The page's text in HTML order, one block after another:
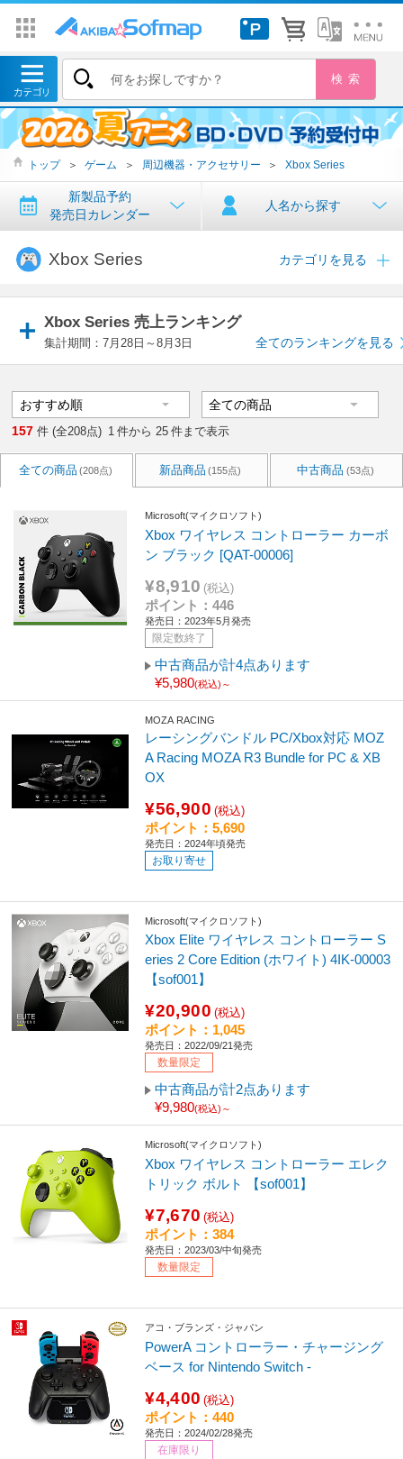
トップ ＞ ゲーム ＞ 周辺機器・アクセサリー ＞ Xbox Series
新製品予約
発売日カレンダー
人名から探す
Xbox Series カテゴリを見る
Xbox Series 売上ランキング
集計期間：7月28日～8月3日 全てのランキングを見る
157 件 (全208点) 1 件から 25 件まで表示
全ての商品 (208点) 新品商品 (155点) 中古商品 (53点)
Microsoft(マイクロソフト)
Xbox ワイヤレス コントローラー カーボ
ン ブラック [QAT-00006]
¥8,910 (税込)
ポイント：446
発売日：2023年5月発売
限定数終了
中古商品が計4点あります
¥5,980(税込)～
MOZA RACING
レーシングバンドル PC/Xbox対応 MOZ
A Racing MOZA R3 Bundle for PC & XB
OX
¥56,900 (税込)
ポイント：5,690
発売日：2024年頃発売
お取り寄せ
Microsoft(マイクロソフト)
Xbox Elite ワイヤレス コントローラー S
eries 2 Core Edition (ホワイト) 4IK-00003
【sof001】
¥20,900 (税込)
ポイント：1,045
発売日：2022/09/21発売
数量限定
中古商品が計2点あります
¥9,980(税込)～
Microsoft(マイクロソフト)
Xbox ワイヤレス コントローラー エレク
トリック ボルト 【sof001】
¥7,670 (税込)
ポイント：384
発売日：2023/03/中旬発売
数量限定
アコ・ブランズ・ジャパン
PowerA コントローラー・チャージング
ベース for Nintendo Switch -
¥4,400 (税込)
ポイント：440
発売日：2024/02/28発売
在庫限り